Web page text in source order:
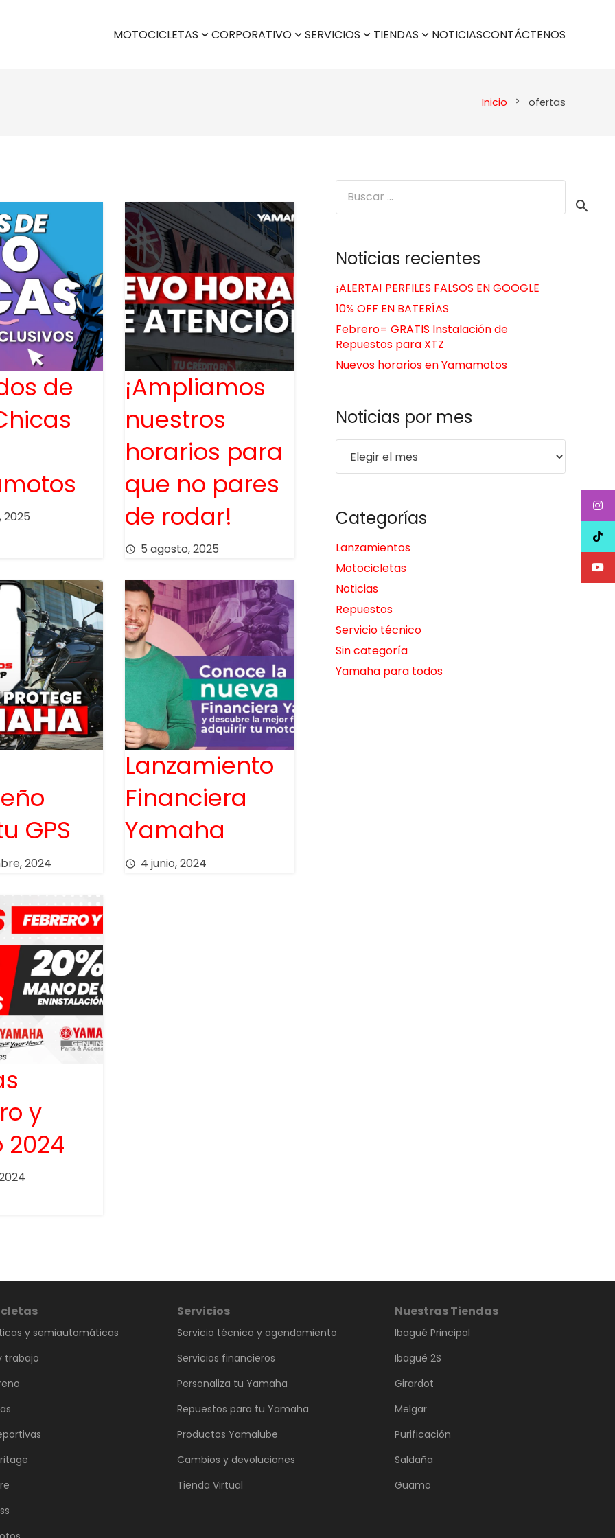
MOTOCICLETAS CORPORATIVO SERVICIOS TIENDAS NOTICIASCONTÁCTENOS
Inicio chevron_right ofertas
de
2025
¡Ampliamos
nuestros
horarios para
que no pares
de rodar!
access_time 5 agosto, 2025
GPS
2024
Lanzamiento
Financiera
Yamaha
access_time 4 junio, 2024
y
2024
Noticias recientes
¡ALERTA! PERFILES FALSOS EN GOOGLE
10% OFF EN BATERÍAS
Febrero= GRATIS Instalación de
Repuestos para XTZ
Nuevos horarios en Yamamotos
Noticias por mes
por
Categorías
Lanzamientos
Motocicletas
Noticias
Repuestos
Servicio técnico
Sin categoría
Yamaha para todos
y semiautomáticas
trabajo
Servicios
Servicio técnico y agendamiento
Servicios financieros
Personaliza tu Yamaha
Repuestos para tu Yamaha
Productos Yamalube
Cambios y devoluciones
Tienda Virtual
Nuestras Tiendas
Ibagué Principal
Ibagué 2S
Girardot
Melgar
Purificación
Saldaña
Guamo